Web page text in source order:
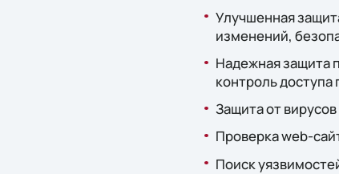
Улучшенная
изменений,
Надежная защита
контроль
Защита от
Проверка web-
Поиск